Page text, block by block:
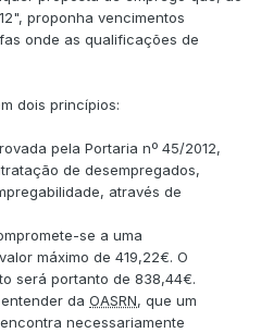
proponha vencimentos
onde as qualificações de
dois princípios:
pela Portaria nº 45/2012,
de desempregados,
através de
se a uma
máximo de 419,22€. O
será portanto de 838,44€.
da OASRN, que um
necessariamente